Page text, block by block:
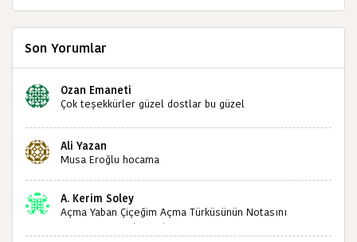
Son Yorumlar
Ozan Emaneti
Çok teşekkürler güzel dostlar bu güzel
sizlerin sayesinde türkülerimiz ölmeyecektir tekrar
teşekkürler saygılarımla
Ali Yazan
Musa Eroğlu hocama
A. Kerim Soley
Açma Yaban Çiçeğim Açma Türküsünün Notasını
Bulabilir miyiz ?İlginiz İçin Şimdiden Teşekkürler.